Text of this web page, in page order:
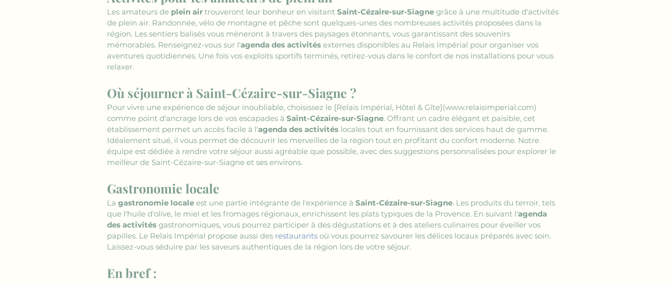
Les amateurs de plein air trouveront leur bonheur en visitant Saint-Cézaire-sur-Siagne grâce à une multitude d'activités
de plein air. Randonnée, vélo de montagne et pêche sont quelques-unes des nombreuses activités proposées dans la
région. Les sentiers balisés vous mèneront à travers des paysages étonnants, vous garantissant des souvenirs
mémorables. Renseignez-vous sur l'agenda des activités externes disponibles au Relais Impérial pour organiser vos
aventures quotidiennes. Une fois vos exploits sportifs terminés, retirez-vous dans le confort de nos installations pour vous
relaxer.
Où séjourner à Saint-Cézaire-sur-Siagne ?
Pour vivre une expérience de séjour inoubliable, choisissez le [Relais Impérial, Hôtel & Gîte](www.relaisimperial.com)
comme point d'ancrage lors de vos escapades à Saint-Cézaire-sur-Siagne. Offrant un cadre élégant et paisible, cet
établissement permet un accès facile à l'agenda des activités locales tout en fournissant des services haut de gamme.
Idéalement situé, il vous permet de découvrir les merveilles de la région tout en profitant du confort moderne. Notre
équipe est dédiée à rendre votre séjour aussi agréable que possible, avec des suggestions personnalisées pour explorer le
meilleur de Saint-Cézaire-sur-Siagne et ses environs.
Gastronomie locale
La gastronomie locale est une partie intégrante de l'expérience à Saint-Cézaire-sur-Siagne. Les produits du terroir, tels
que l'huile d'olive, le miel et les fromages régionaux, enrichissent les plats typiques de la Provence. En suivant l'agenda
des activités gastronomiques, vous pourrez participer à des dégustations et à des ateliers culinaires pour éveiller vos
papilles. Le Relais Impérial propose aussi des restaurants où vous pourrez savourer les délices locaux préparés avec soin.
Laissez-vous séduire par les saveurs authentiques de la région lors de votre séjour.
En bref :